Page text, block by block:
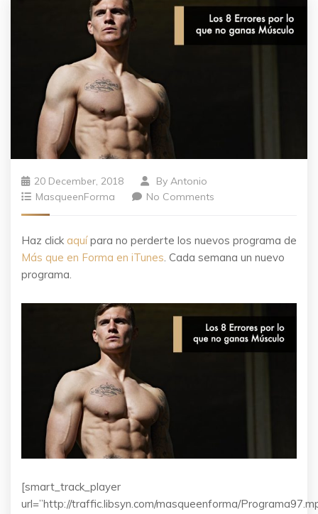
20 December, 2018 By Antonio
MasqueenForma
No Comments
Haz click aquípara no perderte los nuevos programa de
Más que en Forma en iTunes. Cada semana un nuevo
programa.
[smart_track_player
url=”http://traffic.libsyn.com/masqueenforma/